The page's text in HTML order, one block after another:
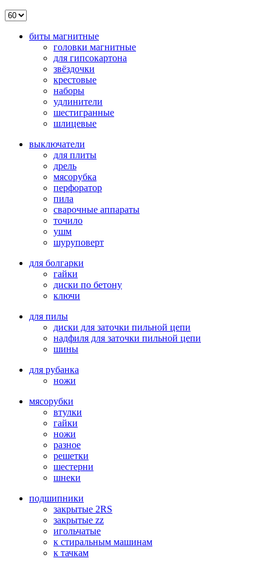
биты магнитные
головки магнитные
для гипсокартона
звёздочки
крестовые
наборы
удлинители
шестигранные
шлицевые
выключатели
для плиты
дрель
мясорубка
перфоратор
пила
сварочные аппараты
точило
ушм
шуруповерт
для болгарки
гайки
диски по бетону
ключи
для пилы
диски для заточки пильной цепи
надфиля для заточки пильной цепи
шины
для рубанка
ножи
мясорубки
втулки
гайки
ножи
разное
решетки
шестерни
шнеки
подшипники
закрытые 2RS
закрытые zz
игольчатые
к стиральным машинам
к тачкам